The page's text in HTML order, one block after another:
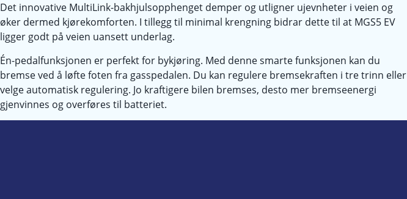
Det innovative MultiLink-bakhjulsopphenget demper og utligner ujevnheter i veien og
øker dermed kjørekomforten. I tillegg til minimal krengning bidrar dette til at MGS5 EV
ligger godt på veien uansett underlag.
Én-pedalfunksjonen er perfekt for bykjøring. Med denne smarte funksjonen kan du
bremse ved å løfte foten fra gasspedalen. Du kan regulere bremsekraften i tre trinn eller
velge automatisk regulering. Jo kraftigere bilen bremses, desto mer bremseenergi
gjenvinnes og overføres til batteriet.